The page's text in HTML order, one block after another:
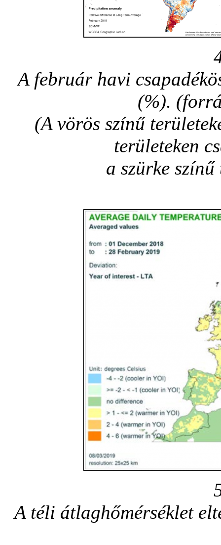
A február havi
(%).
(A vörös színű
területeken
a szürke
A téli átlaghőmérséklet